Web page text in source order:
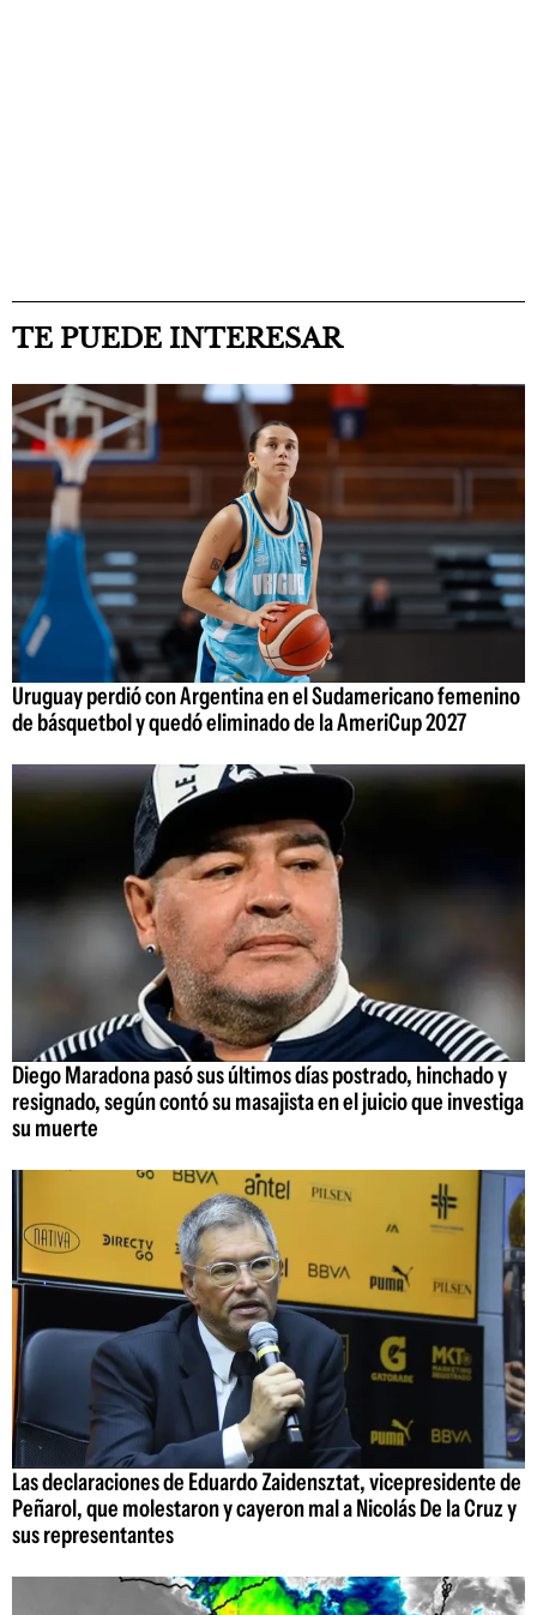
TE PUEDE INTERESAR
Uruguay perdió con Argentina en el Sudamericano femenino
de básquetbol y quedó eliminado de la AmeriCup 2027
Diego Maradona pasó sus últimos días postrado, hinchado y
resignado, según contó su masajista en el juicio que investiga
su muerte
Las declaraciones de Eduardo Zaidensztat, vicepresidente de
Peñarol, que molestaron y cayeron mal a Nicolás De la Cruz y
sus representantes